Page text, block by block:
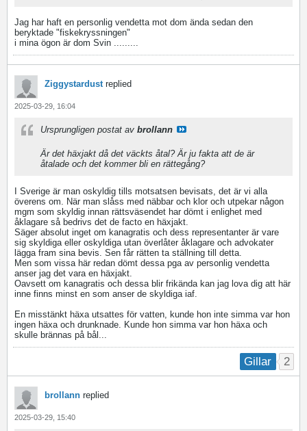
Jag har haft en personlig vendetta mot dom ända sedan den
beryktade "fiskekryssningen"
i mina ögon är dom Svin .........
Ziggystardustreplied
2025-03-29, 16:04
Ursprungligen postat av brollann
Är det häxjakt då det väckts åtal? Är ju fakta att de är
åtalade och det kommer bli en rättegång?
I Sverige är man oskyldig tills motsatsen bevisats, det är vi alla
överens om. När man slåss med näbbar och klor och utpekar någon
mgm som skyldig innan rättsväsendet har dömt i enlighet med
åklagare så bedrivs det de facto en häxjakt.
Säger absolut inget om kanagratis och dess representanter är vare
sig skyldiga eller oskyldiga utan överlåter åklagare och advokater
lägga fram sina bevis. Sen får rätten ta ställning till detta.
Men som vissa här redan dömt dessa pga av personlig vendetta
anser jag det vara en häxjakt.
Oavsett om kanagratis och dessa blir frikända kan jag lova dig att här
inne finns minst en som anser de skyldiga iaf.
En misstänkt häxa utsattes för vatten, kunde hon inte simma var hon
ingen häxa och drunknade. Kunde hon simma var hon häxa och
skulle brännas på bål...
Gillar 2
brollann replied
2025-03-29, 15:40